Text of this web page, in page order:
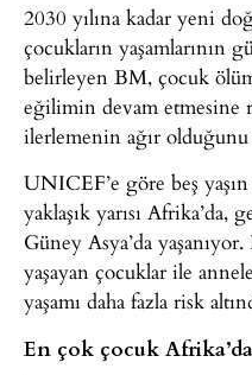
2030 yılına kadar yeni
çocukların yaşamlarının
belirleyen BM, çocuk
eğilimin devam etmesine
ilerlemenin ağır
UNICEF’e göre beş
yaklaşık yarısı Afrika’da,
Güney Asya’da
yaşayan çocuklar ile
yaşamı daha fazla risk
En çok çocuk